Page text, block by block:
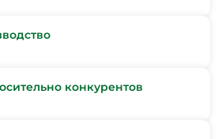
конкурентов